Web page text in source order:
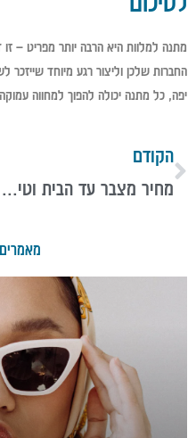
מתנה למלוות היא הרבה יותר מפריט –
החברות שלכן וליצור רגע מיוחד שייזכר
יפה, כל מתנה יכולה להפוך למחווה
הקודם
מחיר מצבר עד הבית וטיפים נוספים לחיסכון